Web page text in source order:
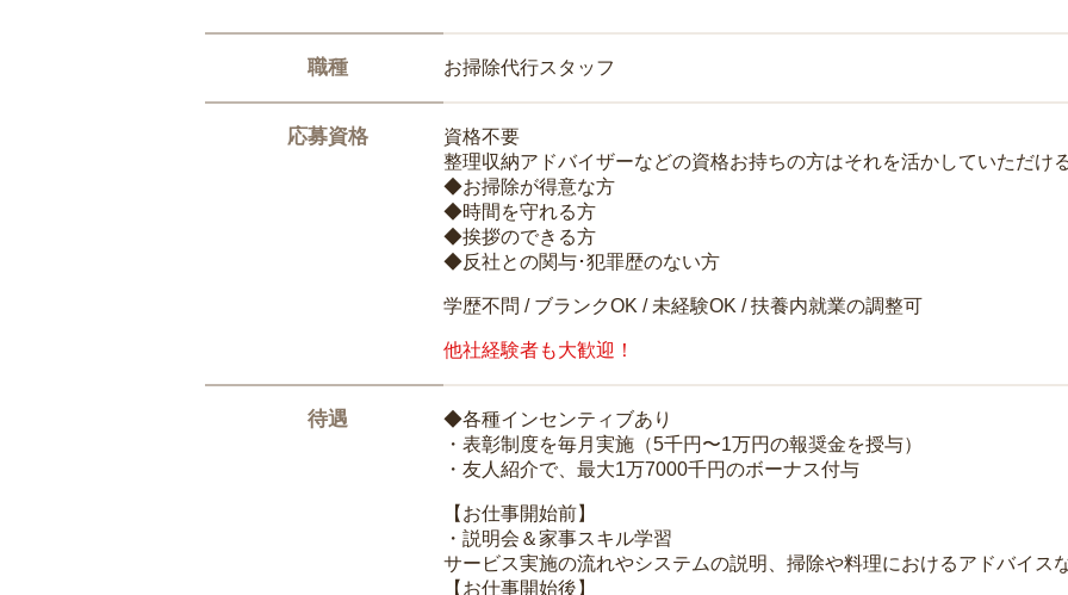
職種 お掃除代行スタッフ
応募資格
資格不要
整理収納アドバイザーなどの資格お持ちの方はそれを活かしていただけ
◆お掃除が得意な方
◆時間を守れる方
◆挨拶のできる方
◆反社との関与･犯罪歴のない方
学歴不問 / ブランクOK / 未経験OK / 扶養内就業の調整可
他社経験者も大歓迎！
待遇
◆各種インセンティブあり
・表彰制度を毎月実施（5千円〜1万円の報奨金を授与）
・友人紹介で、最大1万7000千円のボーナス付与
【お仕事開始前】
・説明会＆家事スキル学習
サービス実施の流れやシステムの説明、掃除や料理におけるアドバイス
【お仕事開始後】